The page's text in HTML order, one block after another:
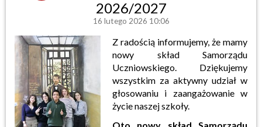
2026/2027
16 lutego 2026 10:06
Z radością informujemy, że mamy
nowy skład Samorządu
Uczniowskiego. Dziękujemy
wszystkim za aktywny udział w
głosowaniu i zaangażowanie w
życie naszej szkoły.